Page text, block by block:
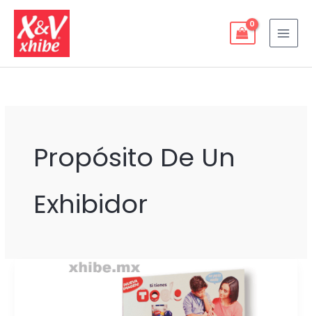
contenido
Propósito De Un
Exhibidor